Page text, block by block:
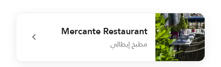
Mercante Restaurant
مطبخ إيطالي